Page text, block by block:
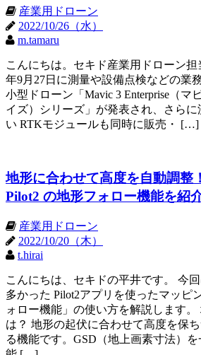
産業用ドローン
2022/10/26（水）
m.tamaru
こんにちは。セキド産業用ドローン担
年9月27日に測量や設備点検などの業
小型ドローン「Mavic 3 Enterprise（マ
イズ）シリーズ」が発表され、さら
い RTKモジュールも同時に販売・ […]
地形に合わせて高度を自動調整
Pilot2 の地形フォロー機能を紹
産業用ドローン
2022/10/20（木）
t.hirai
こんにちは、セキドの平井です。 今
多かった Pilot2アプリを使ったマッピ
ォロー機能」の使い方を解説します。
は？ 地形の起伏に合わせて高度を保
る機能です。GSD（地上画素寸法）